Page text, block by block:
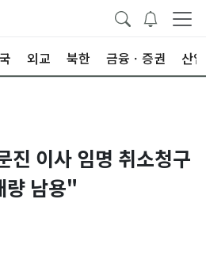
외교 북한 금융ㆍ증권 산업
진 이사 임명 취소청구
남용"